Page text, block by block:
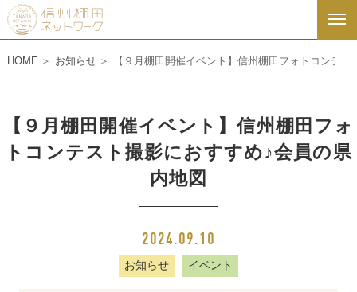
HOME お知らせ 【９月棚田開催イベント】信州棚田フォトコンテ
【９月棚田開催イベント】信州棚田フォ
トコンテスト撮影におすすめ♪会員の県
内地図
2024.09.10
お知らせ イベント